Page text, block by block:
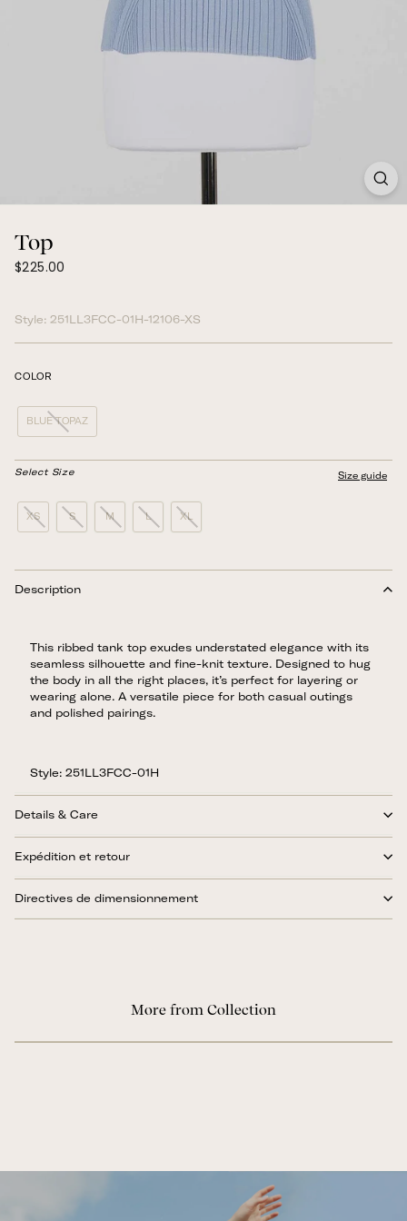
Top
Prix
$225.00
Style: 251LL3FCC-01H-12106-XS
COLOR
BLUE TOPAZ
Select Size Size guide
XS S M L XL
Description
This ribbed tank top exudes understated elegance with its
seamless silhouette and fine-knit texture. Designed to hug
the body in all the right places, it’s perfect for layering or
wearing alone. A versatile piece for both casual outings
and polished pairings.
Style: 251LL3FCC-01H
Details & Care
Expédition et retour
Directives de dimensionnement
More from Collection